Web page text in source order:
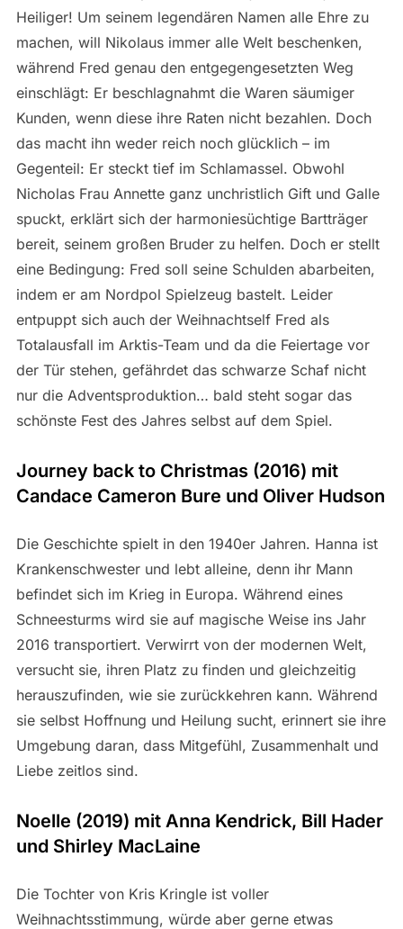
Heiliger! Um seinem legendären Namen alle Ehre zu
machen, will Nikolaus immer alle Welt beschenken,
während Fred genau den entgegengesetzten Weg
einschlägt: Er beschlagnahmt die Waren säumiger
Kunden, wenn diese ihre Raten nicht bezahlen. Doch
das macht ihn weder reich noch glücklich – im
Gegenteil: Er steckt tief im Schlamassel. Obwohl
Nicholas Frau Annette ganz unchristlich Gift und Galle
spuckt, erklärt sich der harmoniesüchtige Bartträger
bereit, seinem großen Bruder zu helfen. Doch er stellt
eine Bedingung: Fred soll seine Schulden abarbeiten,
indem er am Nordpol Spielzeug bastelt. Leider
entpuppt sich auch der Weihnachtself Fred als
Totalausfall im Arktis-Team und da die Feiertage vor
der Tür stehen, gefährdet das schwarze Schaf nicht
nur die Adventsproduktion… bald steht sogar das
schönste Fest des Jahres selbst auf dem Spiel.
Journey back to Christmas (2016) mit
Candace Cameron Bure und Oliver Hudson
Die Geschichte spielt in den 1940er Jahren. Hanna ist
Krankenschwester und lebt alleine, denn ihr Mann
befindet sich im Krieg in Europa. Während eines
Schneesturms wird sie auf magische Weise ins Jahr
2016 transportiert. Verwirrt von der modernen Welt,
versucht sie, ihren Platz zu finden und gleichzeitig
herauszufinden, wie sie zurückkehren kann. Während
sie selbst Hoffnung und Heilung sucht, erinnert sie ihre
Umgebung daran, dass Mitgefühl, Zusammenhalt und
Liebe zeitlos sind.
Noelle (2019) mit Anna Kendrick, Bill Hader
und Shirley MacLaine
Die Tochter von Kris Kringle ist voller
Weihnachtsstimmung, würde aber gerne etwas